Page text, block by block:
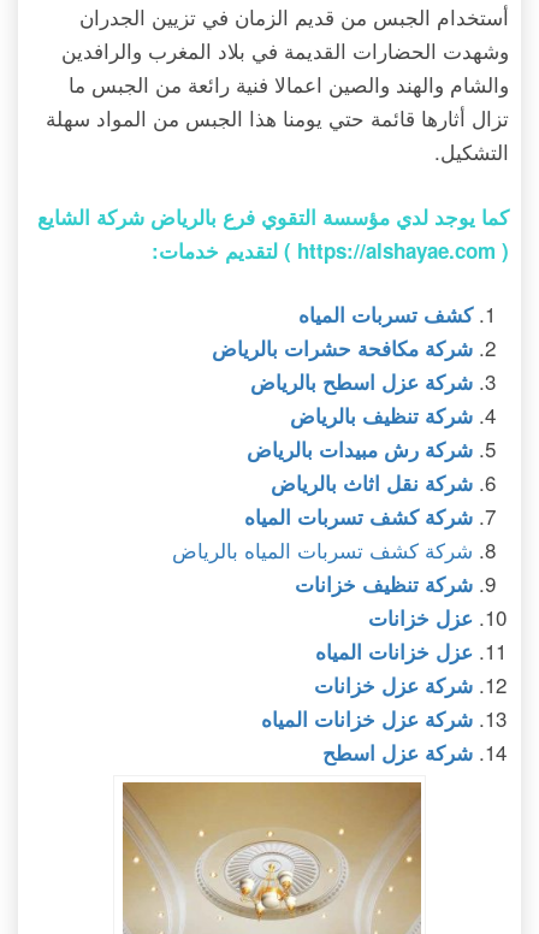
أستخدام الجبس من قديم الزمان في تزيين الجدران
وشهدت الحضارات القديمة في بلاد المغرب والرافدين
والشام والهند والصين اعمالا فنية رائعة من الجبس ما
تزال أثارها قائمة حتي يومنا هذا الجبس من المواد سهلة
التشكيل.
كما يوجد لدي مؤسسة التقوي فرع بالرياض شركة الشايع
(
https://alshayae.com ) لتقديم خدمات:
كشف تسربات المياه
شركة مكافحة حشرات بالرياض
شركة عزل اسطح بالرياض
شركة تنظيف بالرياض
شركة رش مبيدات بالرياض
شركة نقل اثاث بالرياض
شركة كشف تسربات المياه
شركة كشف تسربات المياه بالرياض
شركة تنظيف خزانات
عزل خزانات
عزل خزانات المياه
شركة عزل خزانات
شركة عزل خزانات المياه
شركة عزل اسطح